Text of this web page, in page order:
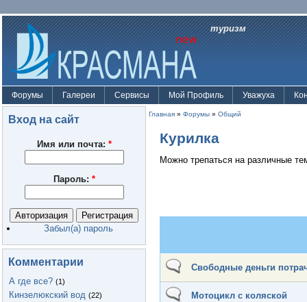
туризм
Форумы Галереи Сервисы Мой Профиль Уважуха
Вход на сайт
Имя или почта: *
Пароль: *
Забыл(а) пароль
Комментарии
А где все? (1)
Кинзелюкский вод (22)
Главная » Форумы » Общий
Курилка
Можно трепаться на различные
Свободные деньги
Мотоцикл с коляской